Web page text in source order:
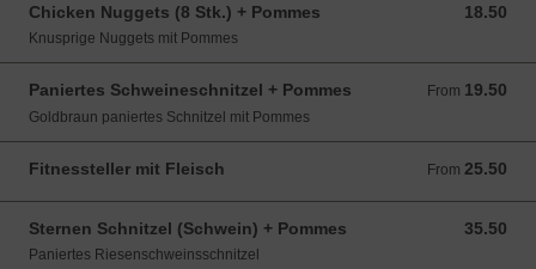
Chicken Nuggets (8 Stk.) + Pommes 18.50
18.50 CHF
Knusprige Nuggets mit Pommes
Paniertes Schweineschnitzel + Pommes From 19.50
From 19.50 CHF
Goldbraun paniertes Schnitzel mit Pommes
Fitnessteller mit Fleisch From 25.50
From 25.50 CHF
Sternen Schnitzel (Schwein) + Pommes 35.50
35.50 CHF
Paniertes Riesenschweinsschnitzel